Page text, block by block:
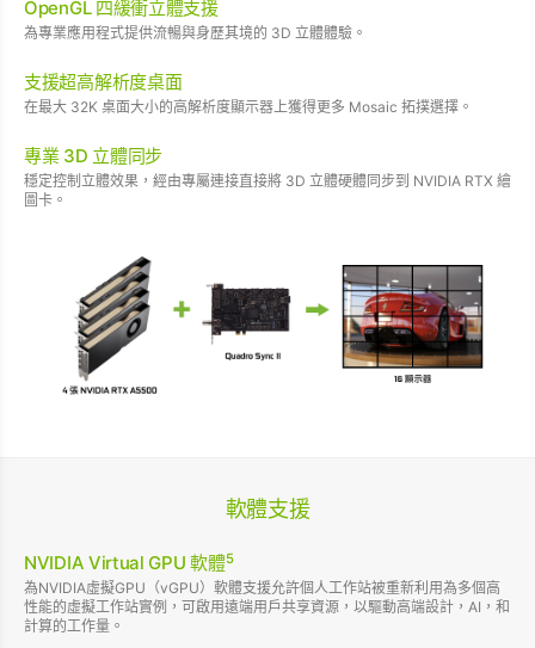
OpenGL 四緩衝立體支援
為專業應用程式提供流暢與身歷其境的 3D 立體體驗。
支援超高解析度桌面
在最大 32K 桌面大小的高解析度顯示器上獲得更多 Mosaic 拓撲選擇。
專業 3D 立體同步
穩定控制立體效果，經由專屬連接直接將 3D 立體硬體同步到 NVIDIA RTX 繪
圖卡。
軟體支援
NVIDIA Virtual GPU 軟體5
為NVIDIA虛擬GPU（vGPU）軟體支援允許個人工作站被重新利用為多個高
性能的虛擬工作站實例，可啟用遠端用戶共享資源，以驅動高端設計，AI，和
計算的工作量。